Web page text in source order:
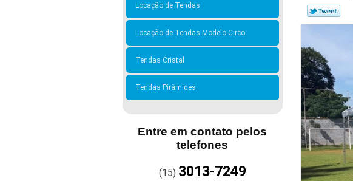
Locação de Tendas
Locação de Tendas Modelo Circo
Tendas Cristal
Tendas Pirâmides
Entre em contato pelos
telefones
(15) 3013-7249